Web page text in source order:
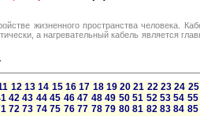
жизненного пространства человека.
а нагревательный кабель является
12 13 14 15 16 17 18 19 20 21 22 23 24 25
42 43 44 45 46 47 48 49 50 51 52 53 54 55
72 73 74 75 76 77 78 79 80 81 82 83 84 85